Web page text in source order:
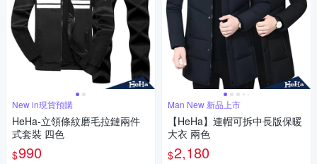
New in現貨預購
HeHa-立領條紋磨毛拉鏈兩件
式套裝 四色
$990
Man New 新品上市
【HeHa】連帽可拆中長版保暖
大衣 兩色
$2,180